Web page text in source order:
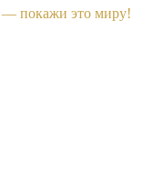
— покажи это миру!